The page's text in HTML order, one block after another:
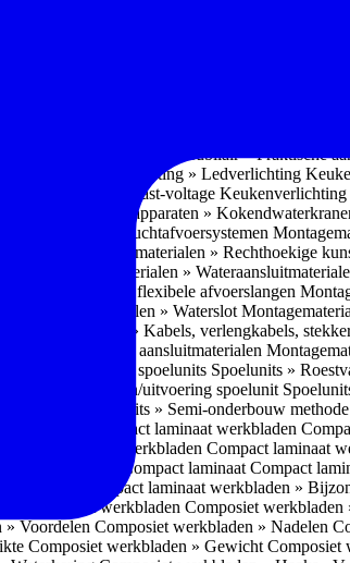
water
(pvd)
Keukenmeubilair » Praktische
Keukenverlichting » Ledverlichting
» Vast-voltage Keukenverlichting
Losse keukenapparaten »
» Luchtafvoersystemen
Montagematerialen » Rechthoekige
Montagematerialen »
» 1.2.1 Ronde flexibele afvoerslangen
Montagematerialen » Waterslot
Montagematerialen » Kabels, verlengkabels,
» Gas aansluitmaterialen
» Materialen spoelunits Spoelunits »
Spoelunits » Design/uitvoering spoelunit
methode Spoelunits » Semi-onderbouw methode
» Compact laminaat werkbladen
laminaat werkbladen Compact laminaat
» Uitstraling Compact laminaat Compact
Compact laminaat werkbladen »
» Composiet werkbladen Composiet werkbladen
» Voordelen Composiet werkbladen » Nadelen
Composiet werkbladen » Gewicht Composiet